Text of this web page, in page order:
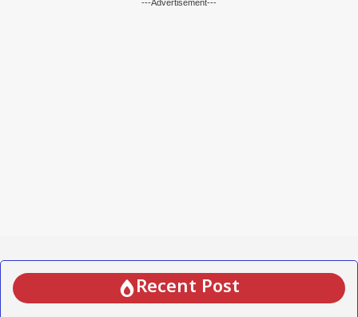
---Advertisement---
Recent Post